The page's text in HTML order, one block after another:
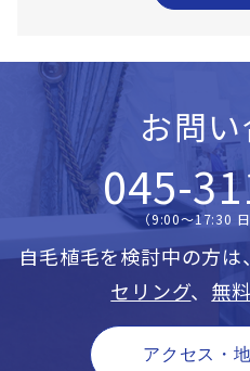
お問
045-
（9:00〜17:30 日
自毛植毛を検討中の方
セリング、 無
アクセス・